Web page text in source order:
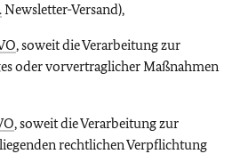
Newsletter-Versand),
, soweit die Verarbeitung zur
oder vorvertraglicher Maßnahmen
, soweit die Verarbeitung zur
rechtlichen Verpflichtung